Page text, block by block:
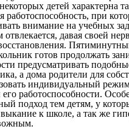
детей характерна
работоспособность, при
внимание на учебных
отвлекается, давая своей
готов продолжать
предусматривать
а дома родители для
индивидуальный
работоспособности.
подход тем детям, у
к школе, а так же